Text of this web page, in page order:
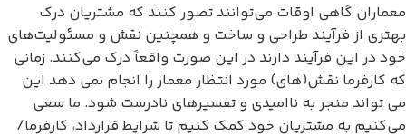
معماران گاهی اوقات می‌توانند تصور کنند که مشتریان درک
بهتری از فرآیند طراحی و ساخت و همچنین نقش و مسئولیت‌های
خود در این فرآیند دارند در این صورت واقعاً درک می‌کنند. زمانی
که کارفرما نقش(های) مورد انتظار معمار را انجام نمی دهد این
می تواند منجر به ناامیدی و تفسیرهای نادرست شود. ما سعی
می‌کنیم به مشتریان خود کمک کنیم تا شرایط قرارداد، کارفرما/